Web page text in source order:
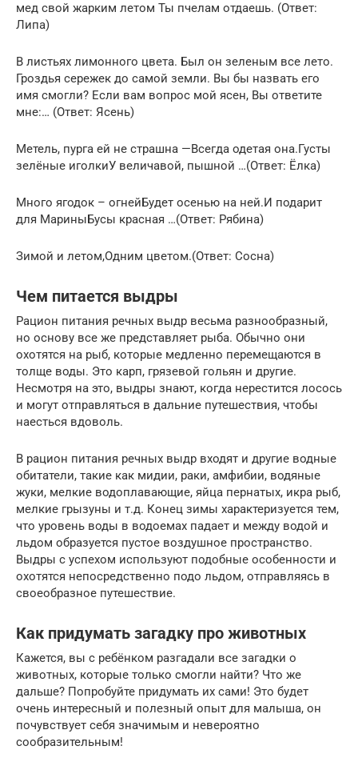
мед свой жарким летом Ты пчелам отдаешь. (Ответ:
Липа)
В листьях лимонного цвета. Был он зеленым все лето.
Гроздья сережек до самой земли. Вы бы назвать его
имя смогли? Если вам вопрос мой ясен, Вы ответите
мне:… (Ответ: Ясень)
Метель, пурга ей не страшна —Всегда одетая она.Густы
зелёные иголкиУ величавой, пышной …(Ответ: Ёлка)
Много ягодок – огнейБудет осенью на ней.И подарит
для МариныБусы красная …(Ответ: Рябина)
Зимой и летом,Одним цветом.(Ответ: Сосна)
Чем питается выдры
Рацион питания речных выдр весьма разнообразный,
но основу все же представляет рыба. Обычно они
охотятся на рыб, которые медленно перемещаются в
толще воды. Это карп, грязевой гольян и другие.
Несмотря на это, выдры знают, когда нерестится лосось
и могут отправляться в дальние путешествия, чтобы
наесться вдоволь.
В рацион питания речных выдр входят и другие водные
обитатели, такие как мидии, раки, амфибии, водяные
жуки, мелкие водоплавающие, яйца пернатых, икра рыб,
мелкие грызуны и т.д. Конец зимы характеризуется тем,
что уровень воды в водоемах падает и между водой и
льдом образуется пустое воздушное пространство.
Выдры с успехом используют подобные особенности и
охотятся непосредственно подо льдом, отправляясь в
своеобразное путешествие.
Как придумать загадку про животных
Кажется, вы с ребёнком разгадали все загадки о
животных, которые только смогли найти? Что же
дальше? Попробуйте придумать их сами! Это будет
очень интересный и полезный опыт для малыша, он
почувствует себя значимым и невероятно
сообразительным!